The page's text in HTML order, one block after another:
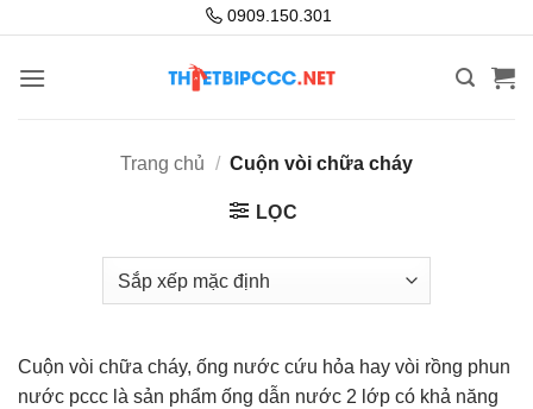
nội
0909.150.301
Trang chủ / Cuộn vòi chữa cháy
LỌC
Cuộn vòi chữa cháy, ống nước cứu hỏa hay vòi rồng phun
nước pccc là sản phẩm ống dẫn nước 2 lớp có khả năng